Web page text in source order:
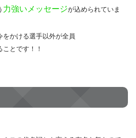
力強いメッセージが込められていま
をかける選手以外が全員
とです！！